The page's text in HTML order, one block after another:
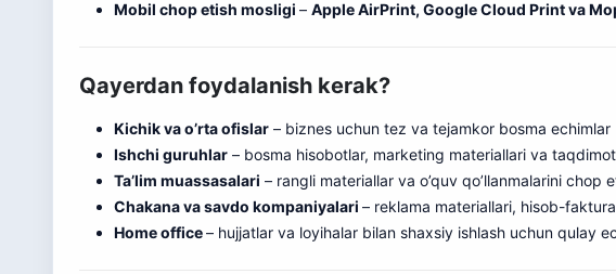
Mobil chop etish mosligi – Apple AirPrint, Google Cloud Print va
Qayerdan foydalanish kerak?
Kichik va o’rta ofislar – biznes uchun tez va tejamkor bosma echimlar
Ishchi guruhlar – bosma hisobotlar, marketing materiallari va
Ta’lim muassasalari – rangli materiallar va o’quv qo’llanmalarini chop
Chakana va savdo kompaniyalari – reklama materiallari, hisob-
Home office– hujjatlar va loyihalar bilan shaxsiy ishlash uchun qulay